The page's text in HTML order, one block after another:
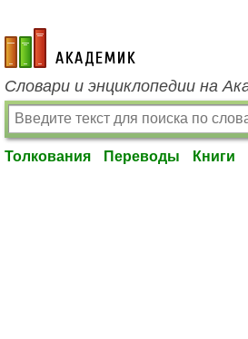
academic.ru
Словари и энциклопедии на
Толкования Переводы Книги